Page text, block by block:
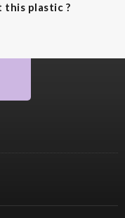
this plastic ?